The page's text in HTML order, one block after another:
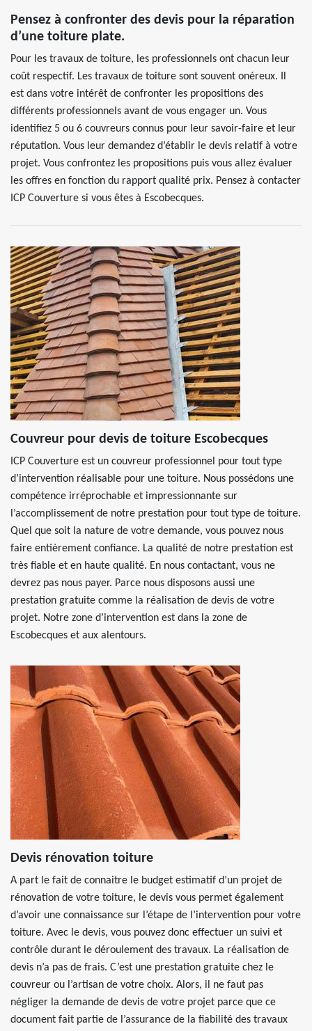
Pensez à confronter des devis pour la réparation
d’une toiture plate.
Pour les travaux de toiture, les professionnels ont chacun leur
coût respectif. Les travaux de toiture sont souvent onéreux. Il
est dans votre intérêt de confronter les propositions des
différents professionnels avant de vous engager un. Vous
identifiez 5 ou 6 couvreurs connus pour leur savoir-faire et leur
réputation. Vous leur demandez d’établir le devis relatif à votre
projet. Vous confrontez les propositions puis vous allez évaluer
les offres en fonction du rapport qualité prix. Pensez à contacter
ICP Couverture si vous êtes à Escobecques.
Couvreur pour devis de toiture Escobecques
ICP Couverture est un couvreur professionnel pour tout type
d’intervention réalisable pour une toiture. Nous possédons une
compétence irréprochable et impressionnante sur
l’accomplissement de notre prestation pour tout type de toiture.
Quel que soit la nature de votre demande, vous pouvez nous
faire entièrement confiance. La qualité de notre prestation est
très fiable et en haute qualité. En nous contactant, vous ne
devrez pas nous payer. Parce nous disposons aussi une
prestation gratuite comme la réalisation de devis de votre
projet. Notre zone d’intervention est dans la zone de
Escobecques et aux alentours.
Devis rénovation toiture
A part le fait de connaitre le budget estimatif d’un projet de
rénovation de votre toiture, le devis vous permet également
d’avoir une connaissance sur l’étape de l’intervention pour votre
toiture. Avec le devis, vous pouvez donc effectuer un suivi et
contrôle durant le déroulement des travaux. La réalisation de
devis n’a pas de frais. C’est une prestation gratuite chez le
couvreur ou l’artisan de votre choix. Alors, il ne faut pas
négliger la demande de devis de votre projet parce que ce
document fait partie de l’assurance de la fiabilité des travaux